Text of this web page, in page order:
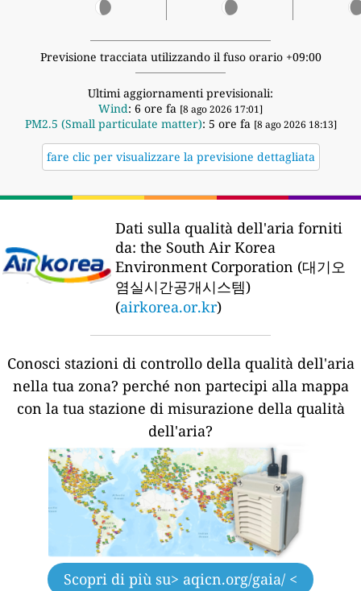
Previsione tracciata utilizzando il fuso orario +09:00
Ultimi aggiornamenti previsionali:
Wind: 6 ore fa [8 ago 2026 17:01]
PM2.5 (Small particulate matter): 5 ore fa [8 ago 2026 18:13]
fare clic per visualizzare la previsione dettagliata
Dati sulla qualità dell'aria forniti
da: the South Air Korea
Environment Corporation (대기오
염실시간공개시스템)
(airkorea.or.kr)
Conosci stazioni di controllo della qualità dell'aria
nella tua zona? perché non partecipi alla mappa
con la tua stazione di misurazione della qualità
dell'aria?
Scopri di più su> aqicn.org/gaia/ <